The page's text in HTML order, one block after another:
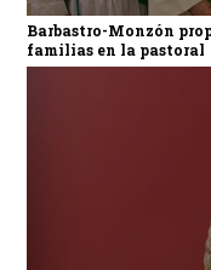
Barbastro-Monzón
familias en la pastoral